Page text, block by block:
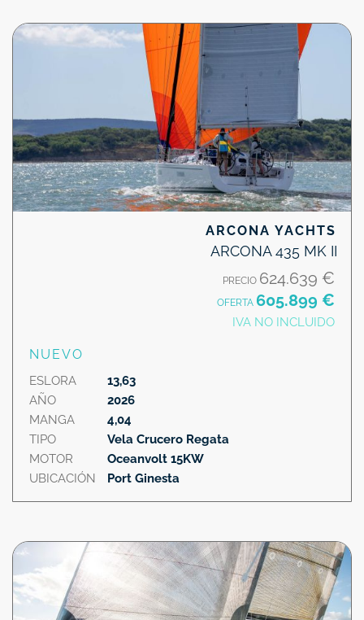
ARCONA YACHTS
ARCONA 435 MK II
PRECIO 624.639 €
OFERTA 605.899 €
IVA NO INCLUIDO
NUEVO
ESLORA
AÑO
MANGA
TIPO
MOTOR
UBICACIÓN
13,63
2026
4,04
Vela Crucero Regata
Oceanvolt 15KW
Port Ginesta